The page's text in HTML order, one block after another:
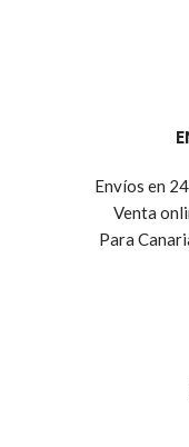
Envíos en
Venta
Para